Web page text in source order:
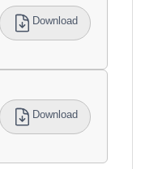
Download
Download